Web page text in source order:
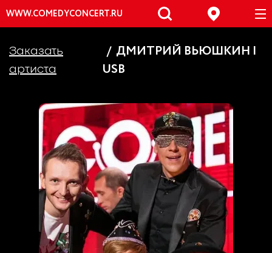
WWW.COMEDYCONCERT.RU
Заказать
артиста
ДМИТРИЙ ВЬЮШКИН |
USB